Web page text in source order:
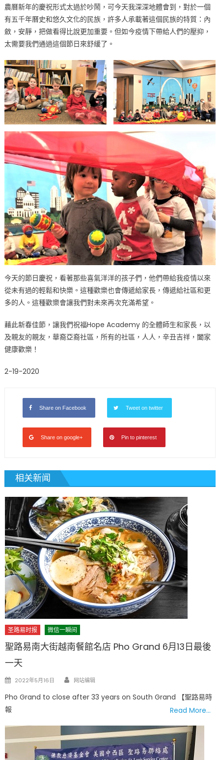
農曆新年的慶祝形式太過於吵鬧，可今天我深深地體會到，對於一個
有五千年曆史和悠久文化的民族，許多人承載著這個民族的特質：內
斂，安靜，把做看得比說更加重要。但如今疫情下帶給人們的壓抑，
太需要我們通過這個節日來舒緩了。
今天的節日慶祝，看著那些喜氣洋洋的孩子們，他們帶給我疫情以來
從未有過的輕鬆和快樂。這種歡樂也會傳遞給家長，傳遞給社區和更
多的人。這種歡樂會讓我們對未來再次充滿希望。
藉此新春佳節，讓我們祝福Hope Academy 的全體師生和家長，以
及親友的親友，華裔亞裔社區，所有的社區，人人，辛丑吉祥，闔家
健康歡樂！
2-19-2020
Share on Facebook Tweet on twitter
Share on google+ Pin to pinterest
相关新闻
圣路易时报 微信一瞬间
聖路易南大街越南餐館名店 Pho Grand 6月13日最後
一天
Posted
2022年5月16日 Author
网站编辑
Pho Grand to close after 33 years on South Grand 【聖路易時
報
Read More…